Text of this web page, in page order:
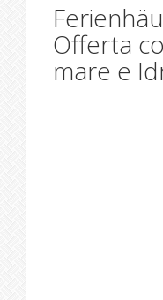
Offerta
mare e